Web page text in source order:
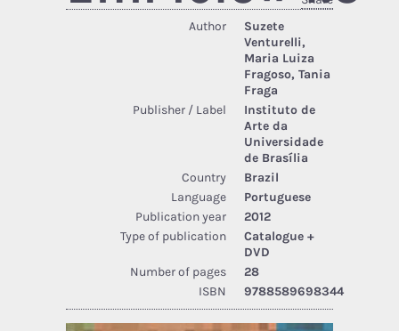
Author
Suzete
Venturelli,
Maria Luiza
Fragoso, Tania
Fraga
Publisher / Label
Instituto de
Arte da
Universidade
de Brasília
Country
Brazil
Language
Portuguese
Publication year
2012
Type of publication
Catalogue +
DVD
Number of pages
28
ISBN
9788589698344